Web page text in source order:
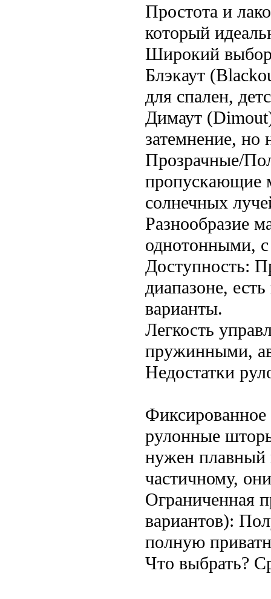
Простота и
который
Широкий выбор
Блэкаут
для спален,
Димаут
затемнение, но
Прозрачные/
пропускающие
солнечных
Разнообразие
однотонными,
Доступность:
диапазоне,
варианты.
Легкость
пружинными,
Недостатки
Фиксированное
рулонные
нужен плавный
частичному,
Ограниченная
вариантов):
полную
Что выбрать?